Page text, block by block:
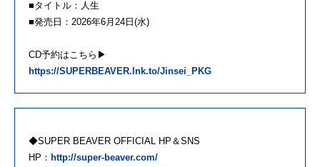
■タイトル：人生
■発売日：2026年6月24日(水)
CD予約はこちら▶
https://SUPERBEAVER.lnk.to/Jinsei_PKG
◆SUPER BEAVER OFFICIAL HP＆SNS
HP： http://super-beaver.com/